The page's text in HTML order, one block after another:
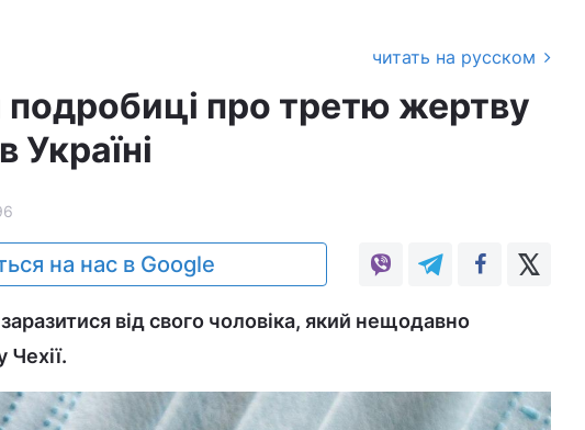
читать на русском
подробиці про третю жертву
Україні
на нас в Google
від свого чоловіка, який нещодавно
Чехії.